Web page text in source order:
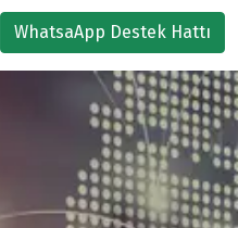
WhatsaApp Destek Hattı